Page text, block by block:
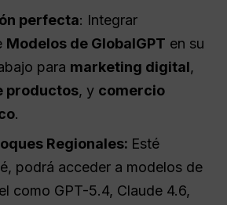
perfecta: Integrar
Modelos de GlobalGPT en su
para marketing digital,
productos, y comercio
.
Regionales: Esté
podrá acceder a modelos de
como GPT-5.4, Claude 4.6,